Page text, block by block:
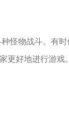
怪物战斗。有
更好地进行游戏